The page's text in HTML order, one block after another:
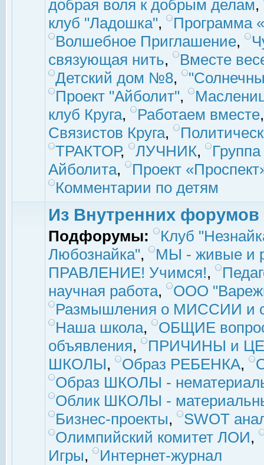
добрая воля к добрым делам,
клуб "Ладошка",
Программа
Волшебное Приглашение,
связующая нить,
Вместе
Детский дом №8,
Проект "Айболит",
клуб Круга, Работаем вместе
Связистов Круга,
ТРАКТОР, ЛУЧНИК,
Айболита,
Проект
Комментарии по детям
Из Внутренних форумов
Подфорумы:
Клуб
Любознайка",
МЫ - живые и
ПРАВЛЕНИЕ! Учимся!,
научная работа,
ООО
Размышления о МИССИИ и
Наша школа,
ОБЩИЕ
объявления,
ПРИЧИНЫ и
ШКОЛЫ, Образ РЕБЕНКА,
Образ ШКОЛЫ -
Облик ШКОЛЫ -
Бизнес-проекты,
SWOT
Олимпийский комитет ЛОИ,
Игры, Интернет-журнал